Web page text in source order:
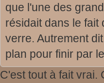
que l'une des
résidait dans le
verre. Autrement
plan pour finir par
C'est tout à fait vrai.